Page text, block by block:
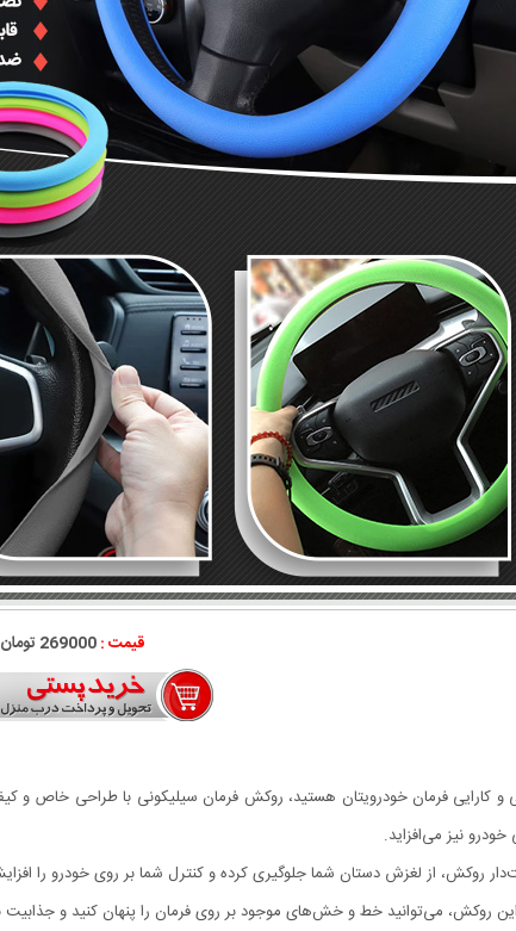
قیمت :269000 تومان
و کارایی فرمان خودرویتان هستید، روکش فرمان سیلیکونی با طراحی خاص
نیز می‌افزاید.
روکش، از لغزش دستان شما جلوگیری کرده و کنترل شما بر روی خودرو را
این روکش، می‌توانید خط و خش‌های موجود بر روی فرمان را پنهان کنید و